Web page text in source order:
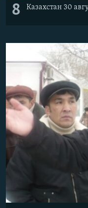
8 Казахстан 30